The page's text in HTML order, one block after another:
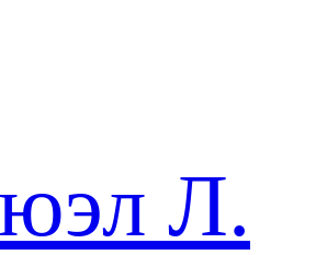
Л.